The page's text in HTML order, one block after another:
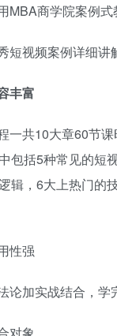
MBA商学院案例
短视频案例详细讲
丰富
一共10大章60节
包括5种常见的短
辑，6大上热门的
性强
论加实战结合，学